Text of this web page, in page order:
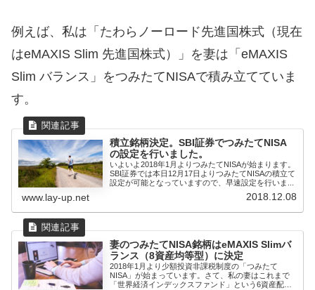
例えば、私は「たわらノーロード先進国株式（現在
はeMAXIS Slim 先進国株式）」を妻は「eMAXIS
Slim バランス」をつみたてNISAで積み立てていま
す。
積立銘柄決定。SBI証券でつみたてNISA
の設定を行いました。
いよいよ2018年1月よりつみたてNISAが始まります。
SBI証券では本日12月17日よりつみたてNISAの積立て
設定が可能となっていますので、早速設定を行いま...
www.lay-up.net 2018.12.08
妻のつみたてNISA銘柄はeMAXIS Slimバ
ランス（8資産均等型）に決定
2018年1月より少額投資非課税制度の「つみたて
NISA」が始まっています。さて、私の妻はこれまで
「世界経済インデックスファンド」という6資産配分